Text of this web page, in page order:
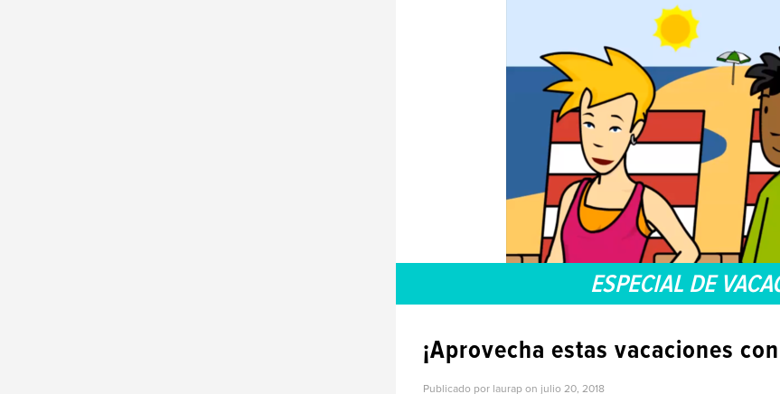
ESPECIAL DE
¡Aprovecha estas vacaciones
Publicado por laurap on julio 20, 2018